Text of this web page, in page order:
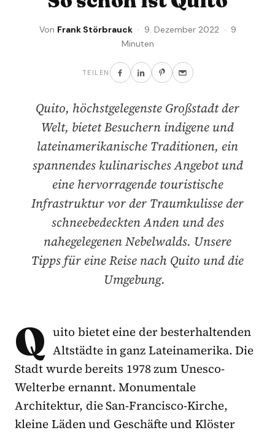
Von Frank Störbrauck· 9. Dezember 2022 · 9
Minuten
TEILEN
Quito, höchstgelegenste Großstadt der
Welt, bietet Besuchern indigene und
lateinamerikanische Traditionen, ein
spannendes kulinarisches Angebot und
eine hervorragende touristische
Infrastruktur vor der Traumkulisse der
schneebedeckten Anden und des
nahegelegenen Nebelwalds. Unsere
Tipps für eine Reise nach Quito und die
Umgebung.
Q uito bietet eine der besterhaltenden
Altstädte in ganz Lateinamerika. Die
Stadt wurde bereits 1978 zum Unesco-
Welterbe ernannt. Monumentale
Architektur, die San-Francisco-Kirche,
kleine Läden und Geschäfte und Klöster